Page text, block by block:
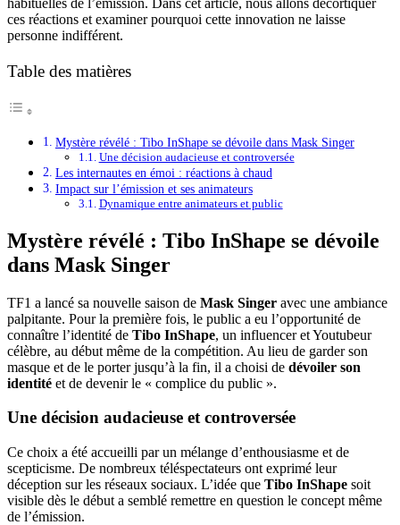
habituelles de l’émission. Dans cet article, nous allons décortiquer
ces réactions et examiner pourquoi cette innovation ne laisse
personne indifférent.
Table des matières
Mystère révélé : Tibo InShape se dévoile dans Mask Singer
Une décision audacieuse et controversée
Les internautes en émoi : réactions à chaud
Impact sur l’émission et ses animateurs
Dynamique entre animateurs et public
Mystère révélé : Tibo InShape se dévoile
dans Mask Singer
TF1 a lancé sa nouvelle saison de Mask Singer avec une ambiance
palpitante. Pour la première fois, le public a eu l’opportunité de
connaître l’identité de Tibo InShape, un influencer et Youtubeur
célèbre, au début même de la compétition. Au lieu de garder son
masque et de le porter jusqu’à la fin, il a choisi de dévoiler son
identité et de devenir le « complice du public ».
Une décision audacieuse et controversée
Ce choix a été accueilli par un mélange d’enthousiasme et de
scepticisme. De nombreux téléspectateurs ont exprimé leur
déception sur les réseaux sociaux. L’idée que Tibo InShape soit
visible dès le début a semblé remettre en question le concept même
de l’émission.